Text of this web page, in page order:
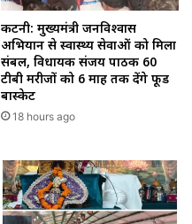
कटनी: मुख्यमंत्री जनविश्वास
अभियान से स्वास्थ्य सेवाओं को मिला
संबल, विधायक संजय पाठक 60
टीबी मरीजों को 6 माह तक देंगे फूड
बास्केट
18 hours ago